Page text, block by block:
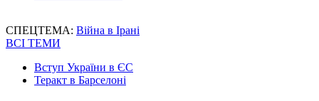
СПЕЦТЕМА: Війна в Ірані
ВСІ ТЕМИ
Вступ України в ЄС
Теракт в Барселоні